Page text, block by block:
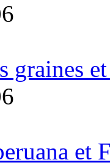
graines
et